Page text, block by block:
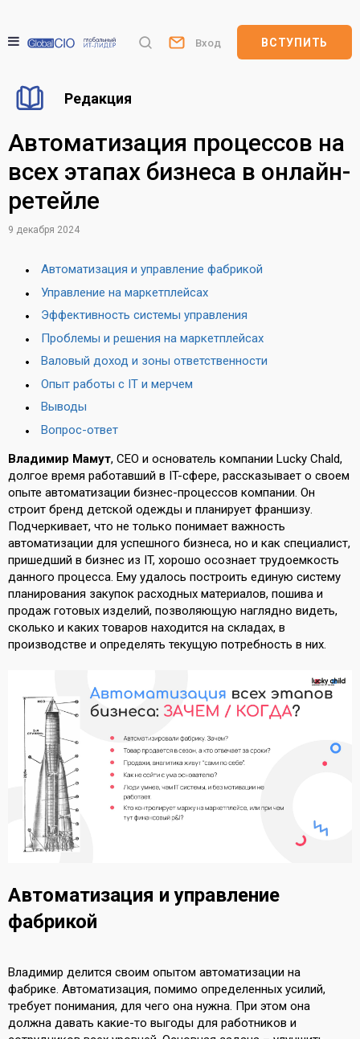
Вход ВСТУПИТЬ
Редакция
Автоматизация процессов на
всех этапах бизнеса в онлайн-
ретейле
9 декабря 2024
Автоматизация и управление фабрикой
Управление на маркетплейсах
Эффективность системы управления
Проблемы и решения на маркетплейсах
Валовый доход и зоны ответственности
Опыт работы с IT и мерчем
Выводы
Вопрос-ответ
Владимир Мамут, CEO и основатель компании Lucky Chald,
долгое время работавший в IT-сфере, рассказывает о своем
опыте автоматизации бизнес-процессов компании. Он
строит бренд детской одежды и планирует франшизу.
Подчеркивает, что не только понимает важность
автоматизации для успешного бизнеса, но и как специалист,
пришедший в бизнес из IT, хорошо осознает трудоемкость
данного процесса. Ему удалось построить единую систему
планирования закупок расходных материалов, пошива и
продаж готовых изделий, позволяющую наглядно видеть,
сколько и каких товаров находится на складах, в
производстве и определять текущую потребность в них.
Автоматизация и управление
фабрикой
Владимир делится своим опытом автоматизации на
фабрике. Автоматизация, помимо определенных усилий,
требует понимания, для чего она нужна. При этом она
должна давать какие-то выгоды для работников и